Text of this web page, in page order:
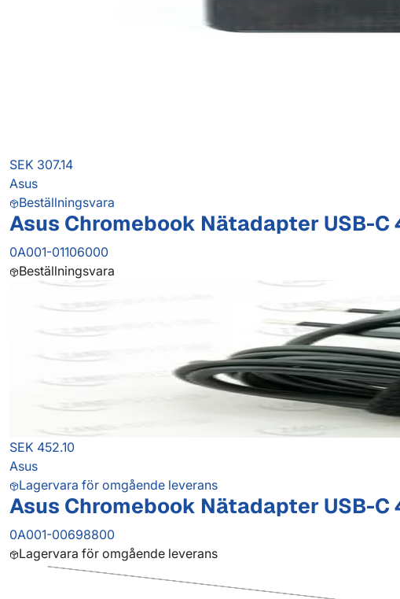
SEK 307.14
Asus
Beställningsvara
Asus Chromebook Nätadapter USB-C
0A001-01106000
Beställningsvara
SEK 452.10
Asus
Lagervara för omgående leverans
Asus Chromebook Nätadapter USB-C
0A001-00698800
Lagervara för omgående leverans